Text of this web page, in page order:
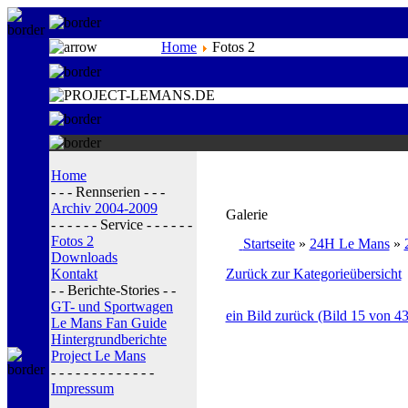
Home Fotos 2
Home
- - - Rennserien - - -
Archiv 2004-2009
- - - - - - Service - - - - - -
Fotos 2
Downloads
Kontakt
- - Berichte-Stories - -
GT- und Sportwagen
Le Mans Fan Guide
Hintergrundberichte
Project Le Mans
- - - - - - - - - - - - -
Impressum
Galerie
Startseite» 24H Le Mans»
Zurück zur Kategorieübersicht
ein Bild zurück (Bild 15 von